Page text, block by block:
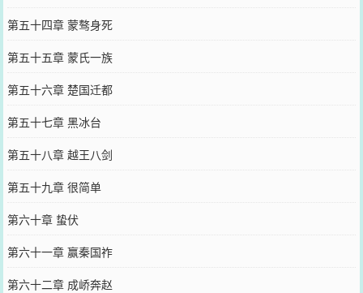
第五十四章 蒙骜身死
第五十五章 蒙氏一族
第五十六章 楚国迁都
第五十七章 黑冰台
第五十八章 越王八剑
第五十九章 很简单
第六十章 蛰伏
第六十一章 赢秦国祚
第六十二章 成峤奔赵